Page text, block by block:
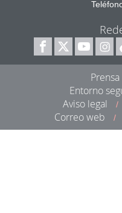
Prensa
Entorno
Aviso legal
/
Correo web
/